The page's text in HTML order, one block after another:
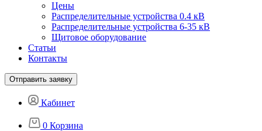
Цены
Распределительные устройства 0.4 кВ
Распределительные устройства 6-35 кВ
Щитовое оборудование
Статьи
Контакты
Отправить заявку
Кабинет
0 Корзина